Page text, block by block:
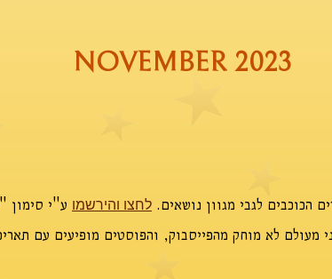
NOVEMBER 2023
הכוכבים לגבי מגוון נושאים. לחצו והירשמו ע"י סימון "
מעולם לא מוחק מהפייסבוק, והפוסטים מופיעים עם